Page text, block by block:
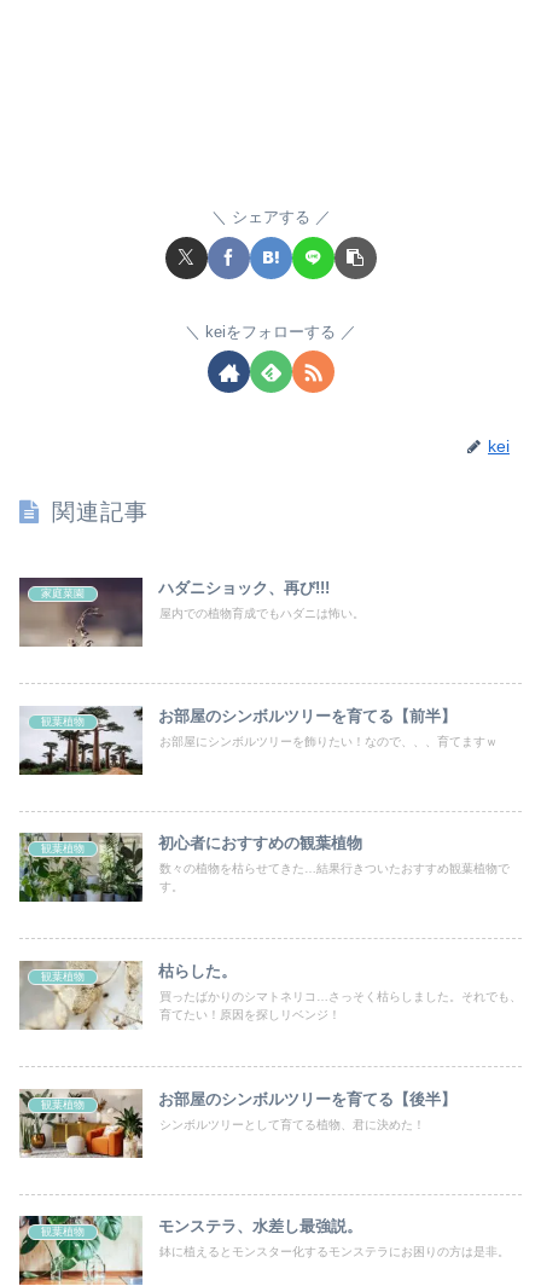
シェアする
keiをフォローする
kei
関連記事
家庭菜園 ハダニショック、再び!!!
屋内での植物育成でもハダニは怖い。
観葉植物 お部屋のシンボルツリーを育てる【前半】
お部屋にシンボルツリーを飾りたい！なので、、、育てますｗ
観葉植物 初心者におすすめの観葉植物
数々の植物を枯らせてきた…結果行きついたおすすめ観葉植物で
す。
観葉植物 枯らした。
買ったばかりのシマトネリコ…さっそく枯らしました。それでも、
育てたい！原因を探しリベンジ！
観葉植物 お部屋のシンボルツリーを育てる【後半】
シンボルツリーとして育てる植物、君に決めた！
観葉植物 モンステラ、水差し最強説。
鉢に植えるとモンスター化するモンステラにお困りの方は是非。